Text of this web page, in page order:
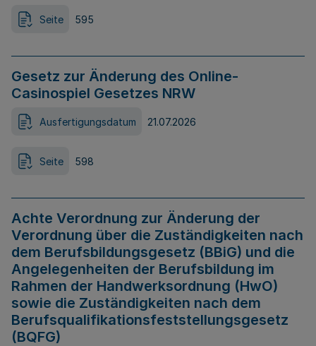
Seite 595
Gesetz zur Änderung des Online-
Casinospiel Gesetzes NRW
Ausfertigungsdatum 21.07.2026
Seite 598
Achte Verordnung zur Änderung der
Verordnung über die Zuständigkeiten nach
dem Berufsbildungsgesetz (BBiG) und die
Angelegenheiten der Berufsbildung im
Rahmen der Handwerksordnung (HwO)
sowie die Zuständigkeiten nach dem
Berufsqualifikationsfeststellungsgesetz
(BQFG)